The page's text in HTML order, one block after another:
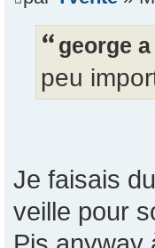
george
peu
Je faisais
veille pour